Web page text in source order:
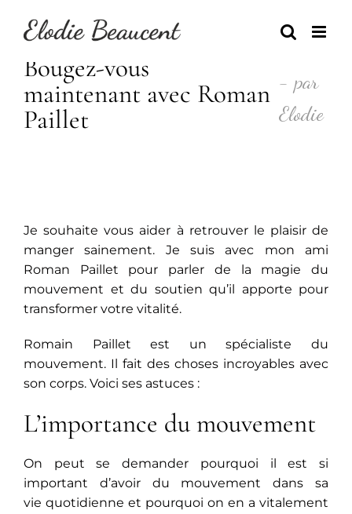
Bougez-vous
maintenant avec Roman
Paillet
- par
Elodie
Je souhaite vous aider à retrouver le plaisir de
manger sainement. Je suis avec mon ami
Roman Paillet pour parler de la magie du
mouvement et du soutien qu’il apporte pour
transformer votre vitalité.
Romain Paillet est un spécialiste du
mouvement. Il fait des choses incroyables avec
son corps. Voici ses astuces :
L’importance du mouvement
On peut se demander pourquoi il est si
important d’avoir du mouvement dans sa
vie quotidienne et pourquoi on en a vitalement